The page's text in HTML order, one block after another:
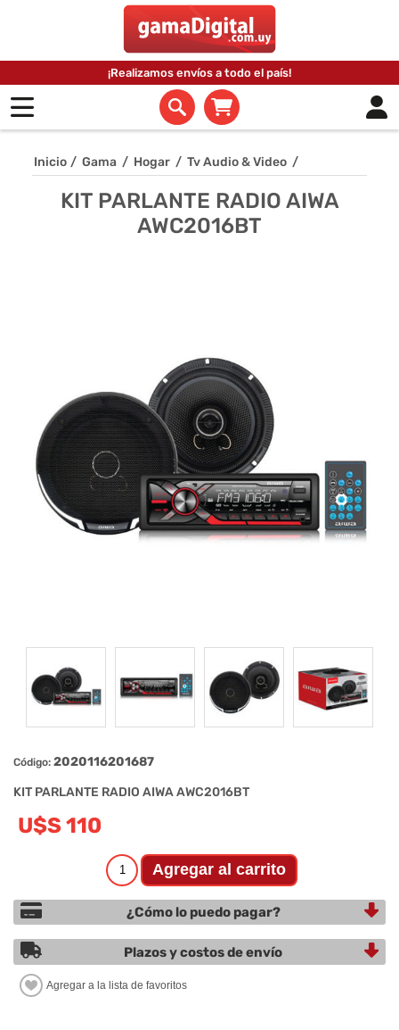
¡Realizamos envíos a todo el país!
Inicio / Gama / Hogar / Tv Audio & Video /
KIT PARLANTE RADIO AIWA
AWC2016BT
Código: 2020116201687
KIT PARLANTE RADIO AIWA AWC2016BT
U$S 110
¿Cómo lo puedo pagar?
Plazos y costos de envío